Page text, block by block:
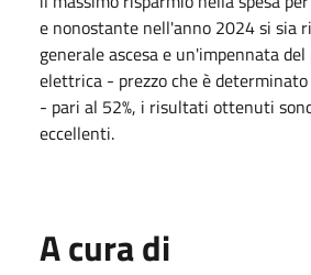
e nonostante nell'anno 2024 si sia
generale ascesa e un'impennata
elettrica - prezzo che è
- pari al 52%, i risultati ottenuti
eccellenti.
A cura di